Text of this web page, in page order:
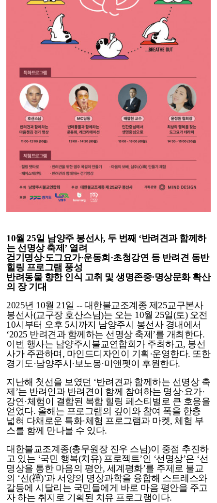
10월 25일 남양주 봉선사, 두 번째 ‘반려견과 함께하
는 선명상 축제’ 열려
걷기명상·도그요가·운동회·초청강연 등 반려견 동반
힐링 프로그램 풍성
반려동물 향한 인식 고취 및 생명존중·명상문화 확산
의 장 기대
2025년 10월 21일 -- 대한불교조계종 제25교구본사
봉선사(교구장 호산스님)는 오는 10월 25일(토) 오전
10시부터 오후 5시까지 남양주시 봉선사 경내에서
‘2025 반려견과 함께하는 선명상 축제’를 개최한다.
이번 행사는 남양주시불교연합회가 주최하고, 봉선
사가 주관하며, 마인드디자인이 기획·운영한다. 또한
경기도·남양주시·보노몽·미앤펫이 후원한다.
지난해 첫선을 보였던 ‘반려견과 함께하는 선명상 축
제’는 반려인과 반려견이 함께 참여하는 명상·요가·
강연·체험이 결합된 복합 힐링 페스티벌로 큰 호응을
얻었다. 올해는 프로그램의 깊이와 참여 폭을 한층
넓혀 다채로운 특화·체험 프로그램과 마켓, 체험 부
스를 함께 만나볼 수 있다.
대한불교조계종(총무원장 진우 스님)이 중점 추진하
고 있는 ‘국민 행복(치유) 프로젝트’인 ‘선명상’은 ‘선
명상을 통한 마음의 평안, 세계평화’를 주제로 불교
의 ‘선(禪)’과 서양의 명상과학을 융합해 스트레스와
갈등에 시달리는 국민들에게 바로 마음 평안을 주고
자 하는 취지로 기획된 치유 프로그램이다.